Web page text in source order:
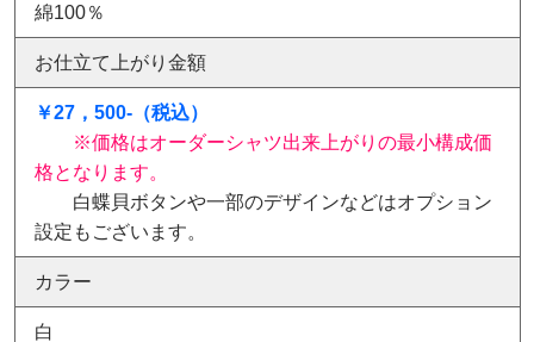
綿100％
お仕立て上がり金額
￥27，500-（税込）
※価格はオーダーシャツ出来上がりの最小構成価
格となります。
白蝶貝ボタンや一部のデザインなどはオプション
設定もございます。
カラー
白